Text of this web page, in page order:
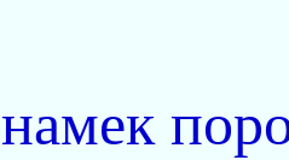
намек